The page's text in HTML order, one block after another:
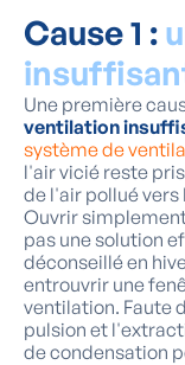
Cause 1 :
Une première
ventilation
système de
l'air vicié reste
de l'air pollué
Ouvrir
pas une solution
déconseillé en
entrouvrir une
ventilation. Faute
pulsion et
de condensation